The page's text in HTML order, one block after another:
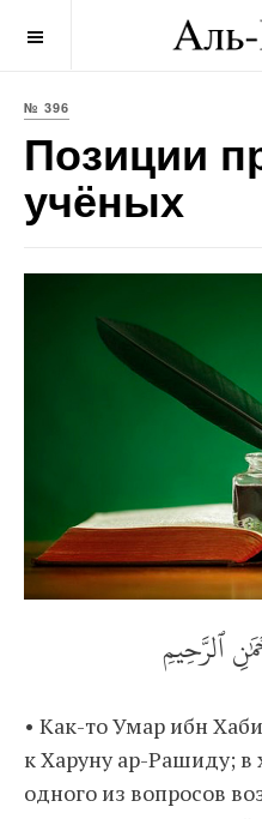
№ 396
Позиции
учёных
ٱلرَّحِيمِ
• Как-то Умар ибн
к Харуну ар-Рашиду; в
одного из вопросов